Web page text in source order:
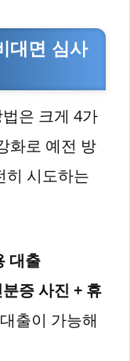
대면 심사
은 크게 4가
화로 예전 방
히 시도하는
대출
증 사진 + 휴
출이 가능해